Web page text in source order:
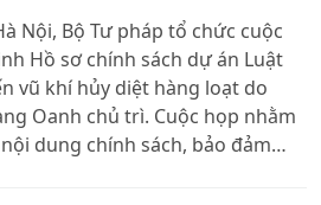
Nội, Bộ Tư pháp tổ chức cuộc
Hồ sơ chính sách dự án Luật
vũ khí hủy diệt hàng loạt do
Oanh chủ trì. Cuộc họp nhằm
dung chính sách, bảo đảm